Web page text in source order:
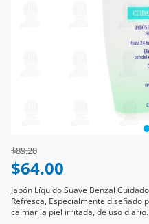
Price reduced from
$89.20to
$64.00
Jabón Líquido Suave Benzal
Refresca, Especialmente diseñado
calmar la piel irritada, de uso